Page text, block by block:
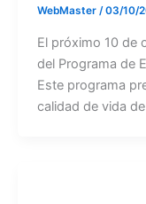
WebMaster /03/10/
El próximo 10 de
del Programa de
Este programa
calidad de vida